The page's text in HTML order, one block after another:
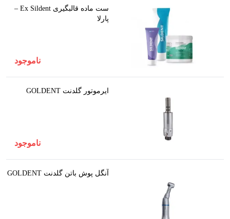
ست ماده قالبگیری Ex Sildent –
پارلا
ناموجود
ایرموتور گلدنت GOLDENT
ناموجود
آنگل پوش باتن گلدنت GOLDENT